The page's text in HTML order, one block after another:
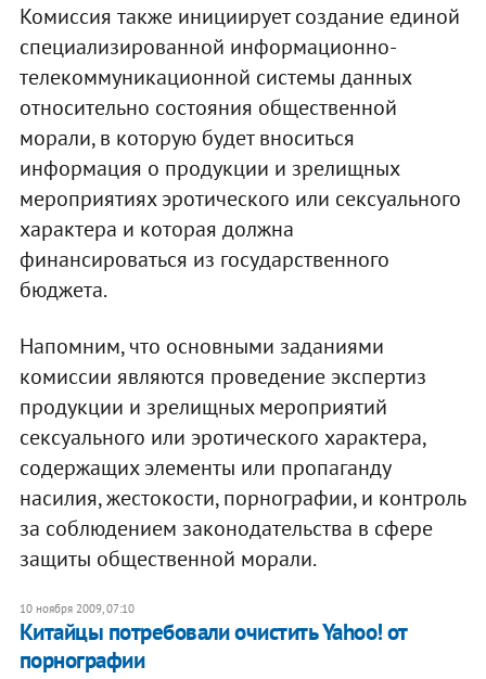
Комиссия также инициирует создание единой
специализированной информационно-
телекоммуникационной системы данных
относительно состояния общественной
морали, в которую будет вноситься
информация о продукции и зрелищных
мероприятиях эротического или сексуального
характера и которая должна
финансироваться из государственного
бюджета.
Напомним, что основными заданиями
комиссии являются проведение экспертиз
продукции и зрелищных мероприятий
сексуального или эротического характера,
содержащих элементы или пропаганду
насилия, жестокости, порнографии, и контроль
за соблюдением законодательства в сфере
защиты общественной морали.
10 ноября 2009, 07:10
Китайцы потребовали очистить Yahoo! от
порнографии